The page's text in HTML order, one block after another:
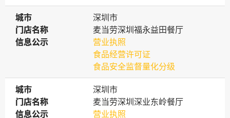
城市
城市
深圳市
门店名称
门店名称
麦当劳深圳福永益田餐厅
信息公示
信息公示
营业执照
食品经营许可证
食品安全监督量化分级
城市
城市
深圳市
门店名称
门店名称
麦当劳深圳深业东岭餐厅
信息公示
信息公示
营业执照